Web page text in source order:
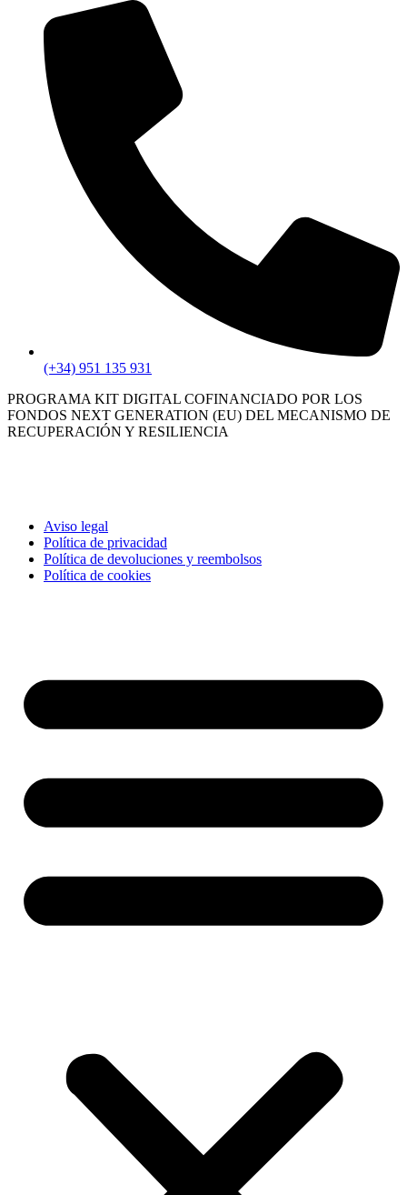
(+34) 951 135 931
PROGRAMA KIT DIGITAL COFINANCIADO POR LOS
FONDOS NEXT GENERATION (EU) DEL MECANISMO DE
RECUPERACIÓN Y RESILIENCIA
Aviso legal
Política de privacidad
Política de devoluciones y reembolsos
Política de cookies